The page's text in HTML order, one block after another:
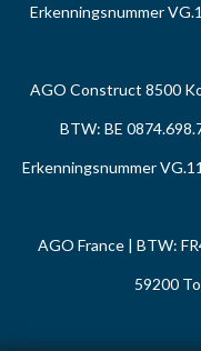
Erkenningsnummer
AGO Construct 8500
BTW: BE
Erkenningsnummer
AGO France | BTW:
59200